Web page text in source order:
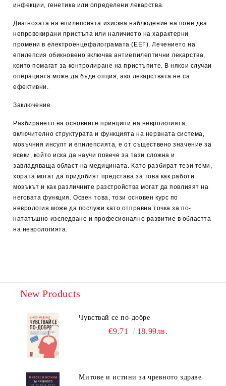
инфекции, генетика или определени лекарства.
Диагнозата на епилепсията изисква наблюдение на поне два
непровокирани пристъпа или наличието на характерни
промени в електроенцефалограмата (ЕЕГ). Лечението на
епилепсия обикновено включва антиепилептични лекарства,
които помагат за контролиране на пристъпите. В някои случаи
операцията може да бъде опция, ако лекарствата не са
ефективни.
Заключение
Разбирането на основните принципи на неврологията,
включително структурата и функцията на нервната система,
мозъчния инсулт и епилепсията, е от съществено значение за
всеки, който иска да научи повече за тази сложна и
завладяваща област на медицината. Като разбират тези теми,
хората могат да придобият представа за това как работи
мозъкът и как различните разстройства могат да повлияят на
неговата функция. Освен това, този основен курс по
неврология може да послужи като отправна точка за по-
нататъшно изследване и професионално развитие в областта
на неврологията.
New Products
Чувствай се по-добре
€9.71 18.99лв.
Митове и истини за чревното здраве